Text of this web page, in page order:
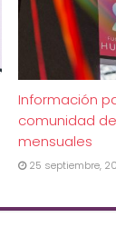
Información
comunidad
mensuales
25 septiembre,